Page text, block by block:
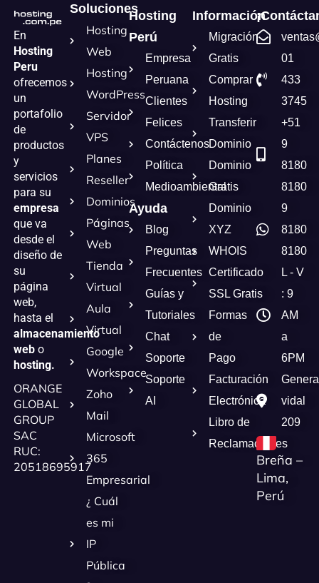
En
Hosting
Peru
ofrecemos
un
portafolio
de
productos
y
servicios
para su
empresa
que va
desde el
diseño de
su
página
web,
hasta el
almacenamiento
webo
hosting.
ORANGE
GLOBAL
GROUP
SAC
RUC:
20518695917
Soluciones
Hosting
Web
Hosting
WordPress
Servidor
VPS
Planes
Reseller
Dominios
Páginas
Web
Tienda
Virtual
Aula
Virtual
Google
Workspace
Zoho
Mail
Microsoft
365
Empresarial
¿ Cuál
es mi
IP
Pública
Hosting
Perú
Empresa
Peruana
Clientes
Felices
Contáctenos
Política
Medioambiental
Ayuda
Blog
Preguntas
Frecuentes
Guías y
Tutoriales
Chat
Soporte
Soporte
AI
Información
Migración
Gratis
Comprar
Hosting
Transferir
Dominio
Dominio
Gratis
Dominio
XYZ
WHOIS
Certificado
SSL Gratis
Formas
de
Pago
Facturación
Electrónica
Libro de
Reclamaciones
01
433
3745
+51
9
8180
8180
9
8180
8180
L - V
: 9
AM
a
6PM
vidal
209
Breña –
Lima,
Perú